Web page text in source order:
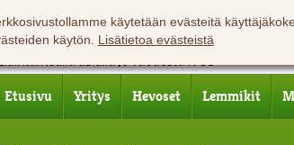
käytetään evästeitä
käytön. Lisätietoa evästeistä
Etusivu Yritys Hevoset Lemmikit